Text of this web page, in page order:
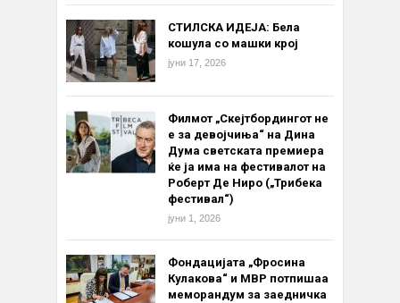
СТИЛСКА ИДЕЈА: Бела
кошула со машки крој
јуни 17, 2026
Филмот „Скејтбордингот не
е за девојчиња“ на Дина
Дума светската премиера
ќе ја има на фестивалот на
Роберт Де Ниро („Трибека
фестивал“)
јуни 1, 2026
Фондацијата „Фросина
Кулакова“ и МВР потпишаа
меморандум за заедничка